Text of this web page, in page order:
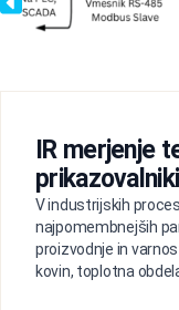
IR merjenje
prikazovalniki
V industrijskih
najpomembnejših
proizvodnje in
kovin, toplotna